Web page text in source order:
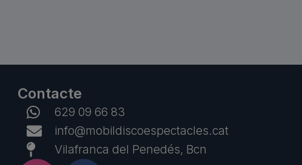
Contacte
629 09 66 83
info@mobildiscoespectacles.cat
Vilafranca del Penedés, Bcn